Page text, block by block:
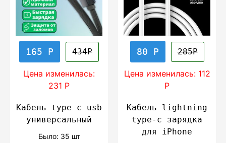
165 Р 434Р
Цена изменилась:
231 Р
Кабель type c usb
универсальный
Было: 35 шт
80 Р 285Р
Цена изменилась: 112
Р
Кабель lightning
type-c зарядка
для iPhone